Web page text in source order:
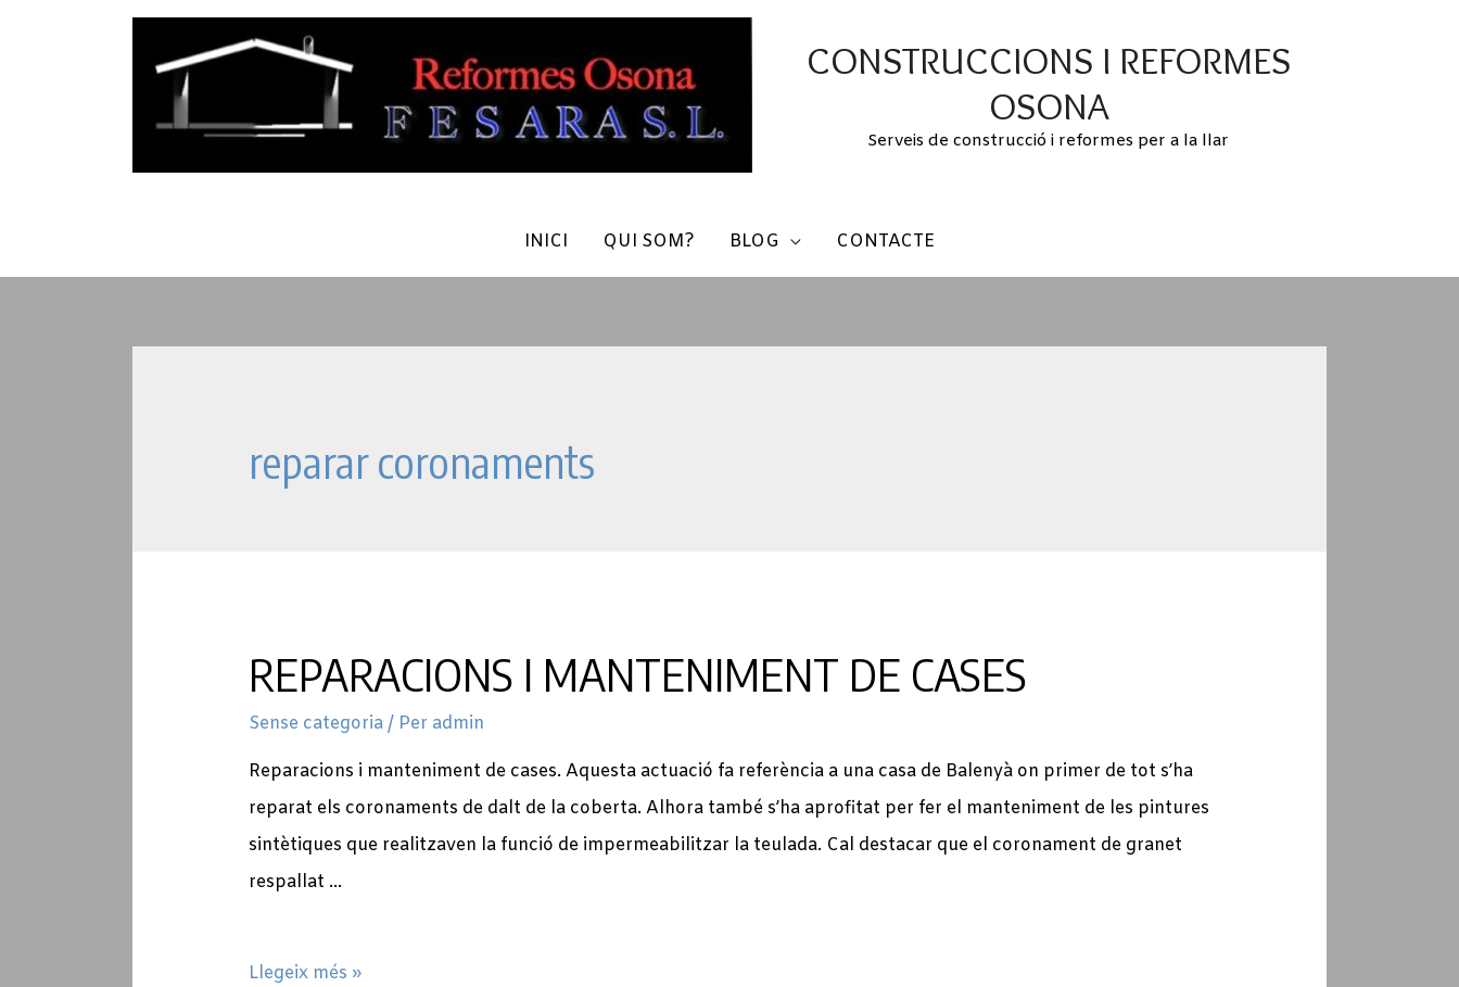
CONSTRUCCIONS I REFORMES
OSONA
Serveis de construcció i reformes per a la llar
INICI QUI SOM? BLOG CONTACTE
reparar coronaments
REPARACIONS I MANTENIMENT DE CASES
Sense categoria/ Per admin
Reparacions i manteniment de cases. Aquesta actuació fa referència a una casa de Balenyà on primer de tot s’ha
reparat els coronaments de dalt de la coberta. Alhora també s’ha aprofitat per fer el manteniment de les pintures
sintètiques que realitzaven la funció de impermeabilitzar la teulada. Cal destacar que el coronament de granet
respallat …
REPARACIONS
Llegeix més »